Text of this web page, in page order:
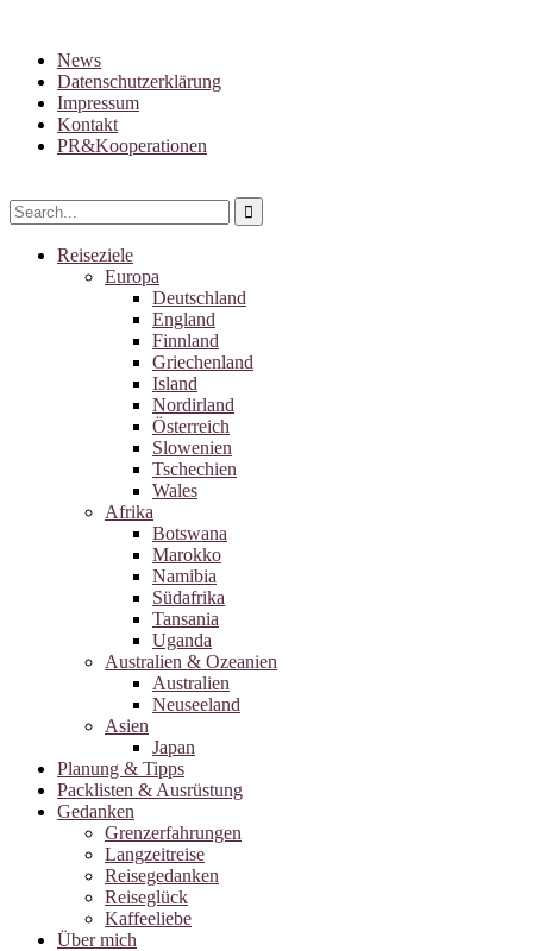
News
Datenschutzerklärung
Impressum
Kontakt
PR&Kooperationen
Reiseziele
Europa
Deutschland
England
Finnland
Griechenland
Island
Nordirland
Österreich
Slowenien
Tschechien
Wales
Afrika
Botswana
Marokko
Namibia
Südafrika
Tansania
Uganda
Australien & Ozeanien
Australien
Neuseeland
Asien
Japan
Planung & Tipps
Packlisten & Ausrüstung
Gedanken
Grenzerfahrungen
Langzeitreise
Reisegedanken
Reiseglück
Kaffeeliebe
Über mich